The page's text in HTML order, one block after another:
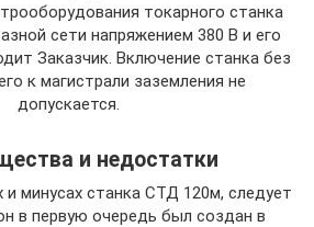
токарного станка
сети напряжением 380 В и его
Заказчик. Включение станка без
к магистрали заземления не
допускается.
и недостатки
минусах станка СТД 120м, следует
в первую очередь был создан в